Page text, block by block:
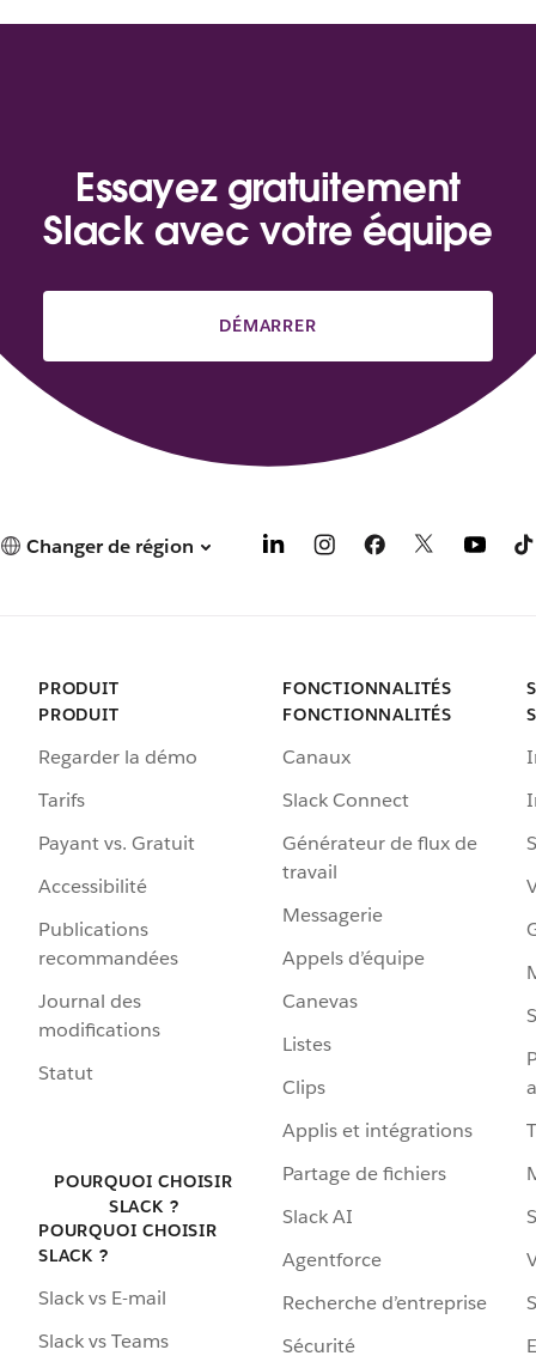
Essayez gratuitement
Slack avec votre équipe
DÉMARRER
Changer de région
PRODUIT
PRODUIT
Regarder la démo
Tarifs
Payant vs. Gratuit
Accessibilité
Publications
recommandées
Journal des
modifications
Statut
POURQUOI CHOISIR
SLACK ?
POURQUOI CHOISIR
SLACK ?
Slack vs E-mail
Slack vs Teams
FONCTIONNALITÉS
FONCTIONNALITÉS
Canaux
Slack Connect
Générateur de flux de
travail
Messagerie
Appels d’équipe
Canevas
Listes
Clips
Applis et intégrations
Partage de fichiers
Slack AI
Agentforce
Recherche d’entreprise
Sécurité